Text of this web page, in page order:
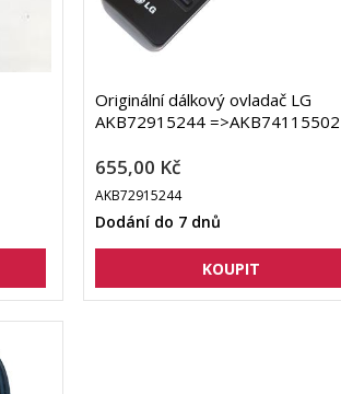
Originální dálkový ovladač LG
AKB72915244 =>AKB74115502
655,00 Kč
AKB72915244
Dodání do 7 dnů